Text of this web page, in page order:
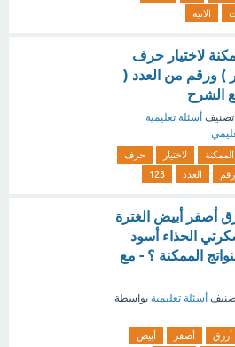
الاتيه
لاختيار حرف
) ورقم من العدد (
أسئلة تعليمية
الممكنة لاختيار
حرف
العدد 123
أصفر أبيض الغترة
الحذاء أسود
الممكنة ؟ - مع
أسئلة تعليمية بواسطة
أزرق أصفر
أبيض